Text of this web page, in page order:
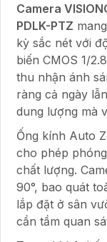
Camera
PDLK-PTZ
kỳ sắc nét với
biến CMOS 1/
thu nhận ánh
ràng cả ngày
dung lượng mà
Ống kính Auto
cho phép
chất lượng.
90°, bao quát
lắp đặt ở sân
cần tầm quan